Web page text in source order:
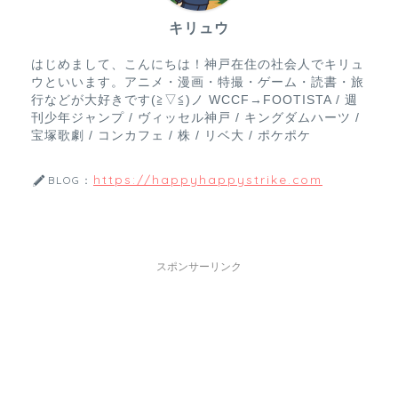
キリュウ
はじめまして、こんにちは！神戸在住の社会人でキリュ
ウといいます。アニメ・漫画・特撮・ゲーム・読書・旅
行などが大好きです(≧▽≦)ノ WCCF→FOOTISTA / 週
刊少年ジャンプ / ヴィッセル神戸 / キングダムハーツ /
宝塚歌劇 / コンカフェ / 株 / リベ大 / ポケポケ
BLOG： https://happyhappystrike.com
スポンサーリンク